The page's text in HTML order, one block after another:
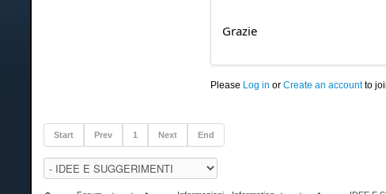
Grazie
Please Log in or Create an accountto
Start Prev 1 Next End